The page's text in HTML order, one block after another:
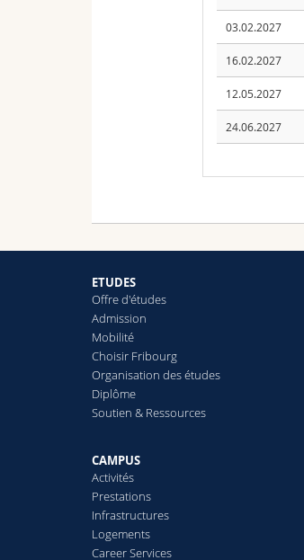
03.02.2027
16.02.2027
12.05.2027
24.06.2027
ETUDES
Offre d'études
Admission
Mobilité
Choisir Fribourg
Organisation des études
Diplôme
Soutien & Ressources
CAMPUS
Activités
Prestations
Infrastructures
Logements
Career Services